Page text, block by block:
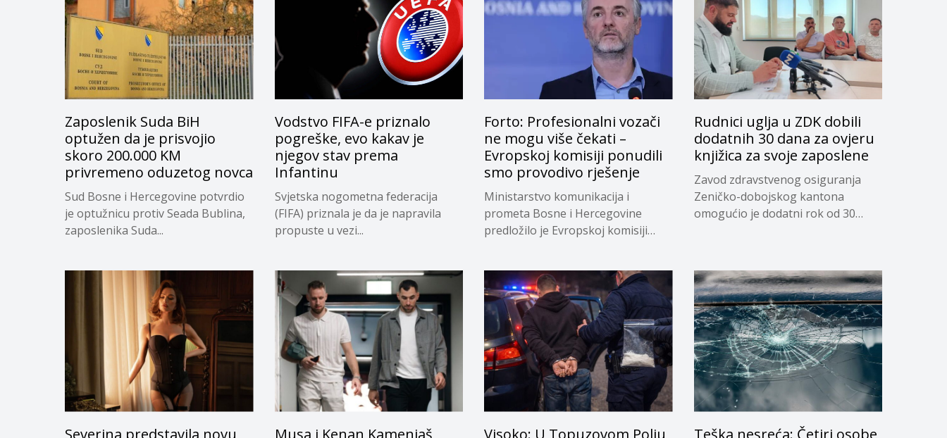
Zaposlenik Suda BiH
optužen da je prisvojio
skoro 200.000 KM
privremeno oduzetog novca
Sud Bosne i Hercegovine potvrdio
je optužnicu protiv Seada Bublina,
zaposlenika Suda...
Vodstvo FIFA-e priznalo
pogreške, evo kakav je
njegov stav prema
Infantinu
Svjetska nogometna federacija
(FIFA) priznala je da je napravila
propuste u vezi...
Forto: Profesionalni vozači
ne mogu više čekati –
Evropskoj komisiji ponudili
smo provodivo rješenje
Ministarstvo komunikacija i
prometa Bosne i Hercegovine
predložilo je Evropskoj komisiji
Rudnici uglja u ZDK dobili
dodatnih 30 dana za ovjeru
knjižica za svoje zaposlene
Zavod zdravstvenog osiguranja
Zeničko-dobojskog kantona
omogućio je dodatni rok od 30
Severina predstavila novu Musa i Kenan Kamenjaš Visoko: U Topuzovom Polju Teška nesreća: Četiri osobe